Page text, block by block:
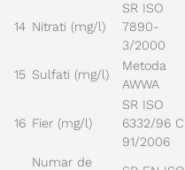
14 Nitrati (mg/l)
SR ISO
7890-
3/2000
15 Sulfati (mg/l)
Metoda
AWWA
16 Fier (mg/l)
SR ISO
6332/96 C
91/2006
Numar de